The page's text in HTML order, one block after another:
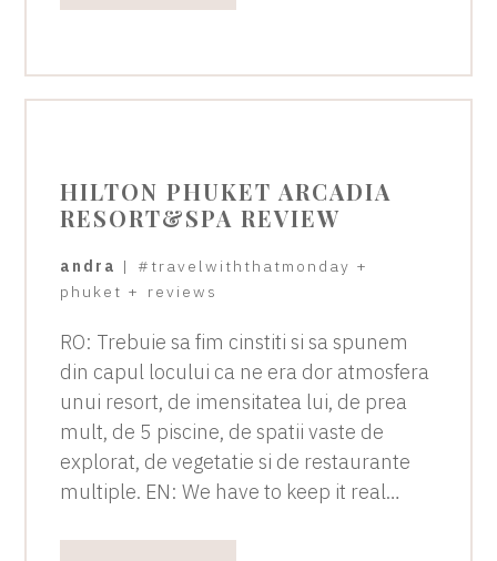
HILTON PHUKET ARCADIA
RESORT&SPA REVIEW
andra | #travelwiththatmonday +
phuket + reviews
RO: Trebuie sa fim cinstiti si sa spunem
din capul locului ca ne era dor atmosfera
unui resort, de imensitatea lui, de prea
mult, de 5 piscine, de spatii vaste de
explorat, de vegetatie si de restaurante
multiple. EN: We have to keep it real…